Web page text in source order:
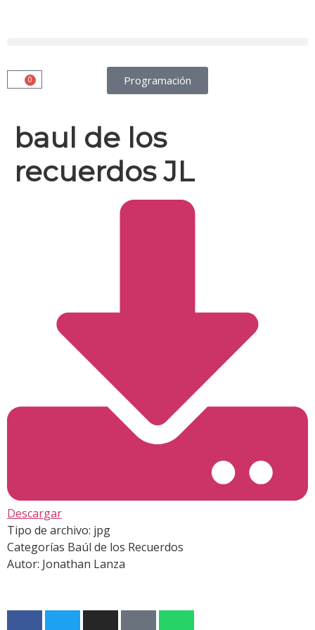
Programación
0
baul de los
recuerdos JL
Descargar
Tipo de archivo: jpg
Categorías Baúl de los Recuerdos
Autor: Jonathan Lanza